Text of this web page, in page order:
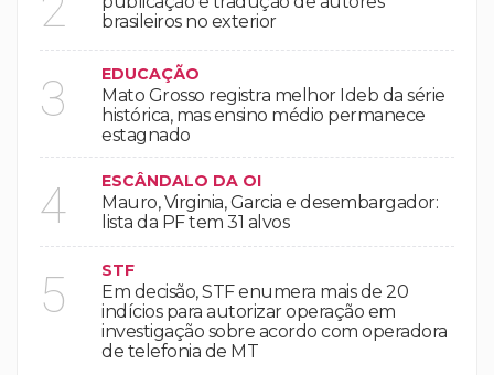
brasileiros no exterior
3 EDUCAÇÃO
Mato Grosso registra melhor Ideb da série
histórica, mas ensino médio permanece
estagnado
4 ESCÂNDALO DA OI
Mauro, Virginia, Garcia e desembargador:
lista da PF tem 31 alvos
5 STF
Em decisão, STF enumera mais de 20
indícios para autorizar operação em
investigação sobre acordo com operadora
de telefonia de MT